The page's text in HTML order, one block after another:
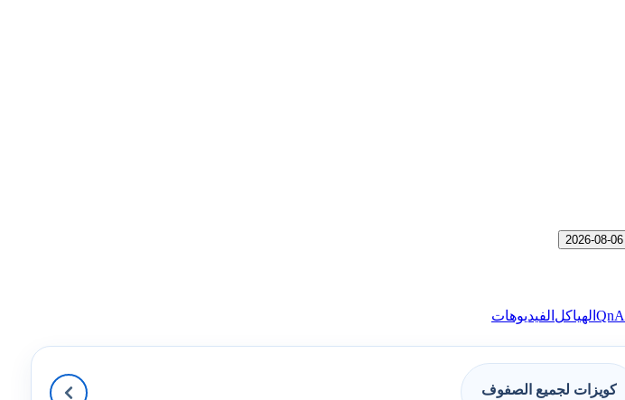
QnA الهياكل الفيديوهات
كويزات لجميع الصفوف